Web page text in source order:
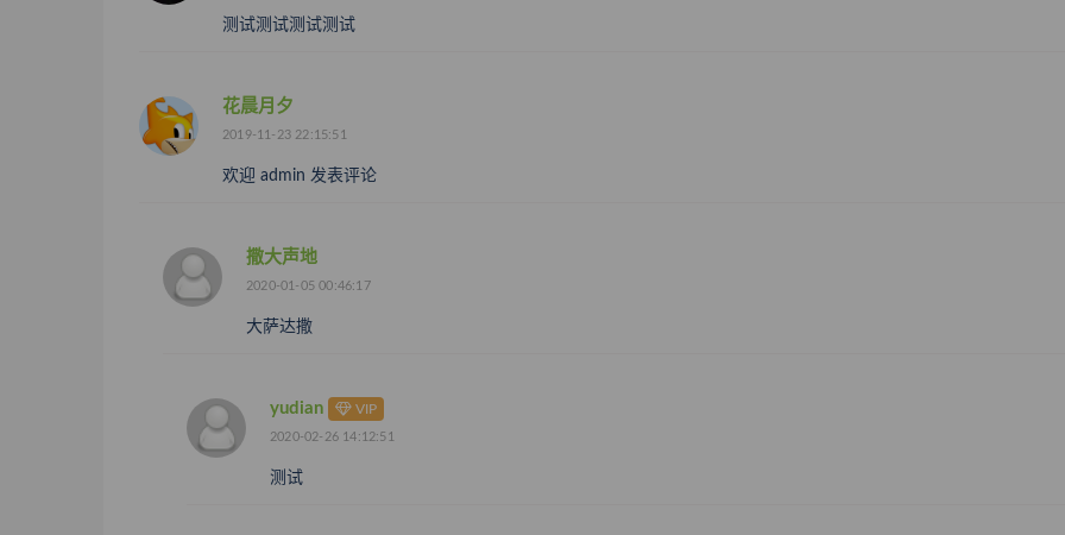
测试测试测试测试
花晨月夕
2019-11-23 22:15:51
欢迎 admin 发表评论
撒大声地
2020-01-05 00:46:17
大萨达撒
yudian VIP
2020-02-26 14:12:51
测试